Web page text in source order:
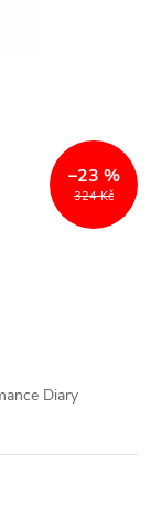
324 Kč
–23 %
Diary